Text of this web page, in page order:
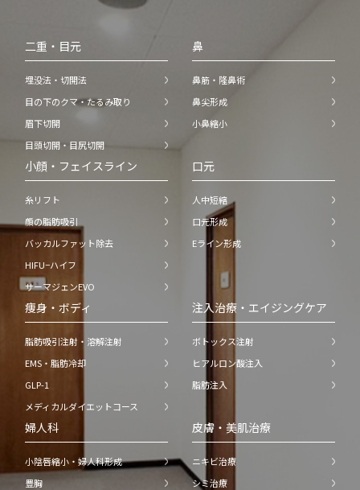
二重・目元
埋没法・切開法
目の下のクマ・たるみ取り
眉下切開
目頭切開・目尻切開
鼻
鼻筋・隆鼻術
鼻尖形成
小鼻縮小
小顔・フェイスライン
糸リフト
顔の脂肪吸引
バッカルファット除去
HIFU−ハイフ
サーマジェンEVO
口元
人中短縮
口元形成
Eライン形成
痩身・ボディ
脂肪吸引注射・溶解注射
EMS・脂肪冷却
GLP-1
メディカルダイエットコース
注入治療・エイジングケア
ボトックス注射
ヒアルロン酸注入
脂肪注入
婦人科
小陰唇縮小・婦人科形成
豊胸
皮膚・美肌治療
ニキビ治療
シミ治療